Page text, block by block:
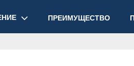
ПРЕИМУЩЕСТВО